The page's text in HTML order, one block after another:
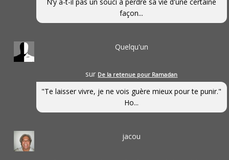
façon...
Quelqu'un
sur De la retenue pour Ramadan
"Te laisser vivre, je ne vois guère mieux pour te punir."
Ho...
jacou